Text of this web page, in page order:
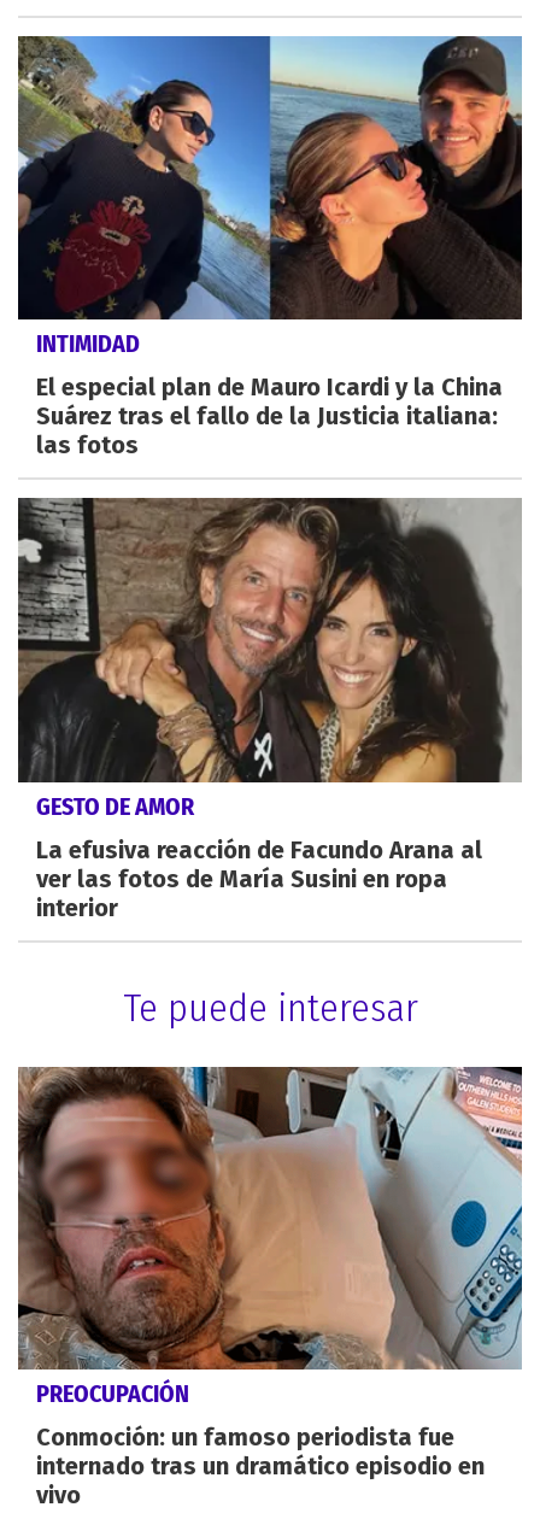
INTIMIDAD
El especial plan de Mauro Icardi y la China
Suárez tras el fallo de la Justicia italiana:
las fotos
GESTO DE AMOR
La efusiva reacción de Facundo Arana al
ver las fotos de María Susini en ropa
interior
Te puede interesar
PREOCUPACIÓN
Conmoción: un famoso periodista fue
internado tras un dramático episodio en
vivo